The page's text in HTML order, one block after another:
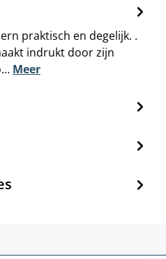
praktisch en degelijk. .
indrukt door zijn
Meer